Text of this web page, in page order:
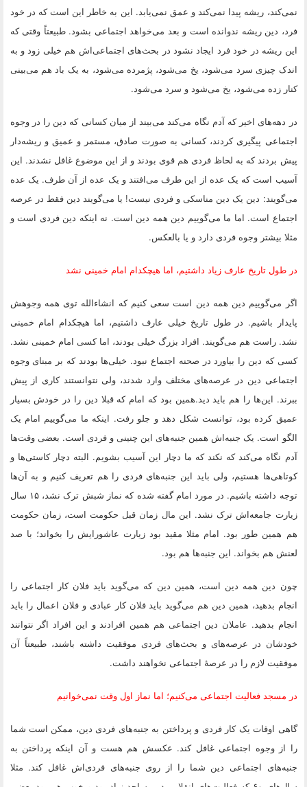
نمی‌کند، ریشه پیدا نمی‌کند و عمق نمی‌یابد. این به خاطر این است که در خود
فرد، دین ریشه ندوانده است و بعد می‌خواهد اجتماعی بشود. طبیعتاً وقتی که
این ریشه در خود فرد ایجاد نشود در بحث‌های اجتماعی‌اش هم خیلی زود و به
اندک چیزی سرد می‌شود، یخ می‌شود، پژمرده می‌شود، به یک باد هم می‌بینی
کنار زده می‌شود، یخ می‌شود و سرد می‌شود.
در دهه‌های اخیر که آدم نگاه می‌کند می‌بیند از میان کسانی که دین را در وجوه
اجتماعی پیگیری کردند، کسانی به صورت صادق، مستمر و عمیق و ریشه‌دار
پیش بردند که به لحاظ فردی هم قوی بودند و از این موضوع غافل نشدند. این
آسیب است که یک عده از این طرف می‌افتند و یک عده از آن طرف. یک عده
می‌گویند: دین یک دین مناسکی و فردی نیست! یا می‌گویند دین فقط در عرصه
اجتماع است. اما ما می‌گوییم دین همه دین است. نه اینکه دین فردی است و
مثلا بیشتر وجوه فردی دارد و یا بالعکس.
در طول تاریخ عارف زیاد داشتیم، اما هیچکدام امام خمینی نشد
اگر می‌گوییم دین همه دین است سعی کنیم که انشاءالله توی همه وجوهش
پایدار باشیم. در طول تاریخ خیلی عارف داشتیم، اما هیچکدام امام خمینی
نشد. راست هم می‌گویند. افراد بزرگ خیلی بودند، اما کسی امام خمینی نشد.
کسی که دین را بیاورد در صحنه اجتماع نبود. خیلی‌ها بودند که بر مبنای وجوه
اجتماعی دین در عرصه‌های مختلف وارد شدند، ولی نتوانستند کاری از پیش
ببرند. این‌ها را هم باید دید.همین بود که امام که قبلا دین را در خودش بسیار
عمیق کرده بود، توانست شکل دهد و جلو رفت. اینکه ما می‌گوییم امام یک
الگو است. یک جنبه‌اش همین جنبه‌های این چنینی و فردی است. بعضی وقت‌ها
آدم نگاه می‌کند که نکند که ما دچار این آسیب بشویم. البته دچار کاستی‌ها و
کوتاهی‌ها هستیم، ولی باید این جنبه‌های فردی را هم تعریف کنیم و به آن‌ها
توجه داشته باشیم. در مورد امام گفته شده که نماز شبش ترک نشد، ۱۵ سال
زیارت جامعه‌اش ترک نشد. این مال زمان قبل حکومت است، زمان حکومت
هم همین طور بود. امام مثلا مقید بود زیارت عاشورایش را بخواند؛ با صد
لعنش هم بخواند. این جنبه‌ها هم بود.
چون دین همه دین است، همین دین که می‌گوید باید فلان کار اجتماعی را
انجام بدهید، همین دین هم می‌گوید باید فلان کار عبادی و فلان اعمال را باید
انجام بدهید. عاملان دین اجتماعی هم همین افرادند و این افراد اگر نتوانند
خودشان در عرصه‌های و بحث‌های فردی موفقیت داشته باشند، طبیعتاً آن
موفقیت لازم را در عرصهٔ اجتماعی نخواهند داشت.
در مسجد فعالیت اجتماعی می‌کنیم؛ اما نماز اول وقت نمی‌خوانیم
گاهی اوقات یک کار فردی و پرداختن به جنبه‌های فردی دین، ممکن است شما
را از وجوه اجتماعی غافل کند. عکسش هم هست و آن اینکه پرداختن به
جنبه‌های اجتماعی دین شما را از روی جنبه‌های فردی‌اش غافل کند. مثلا